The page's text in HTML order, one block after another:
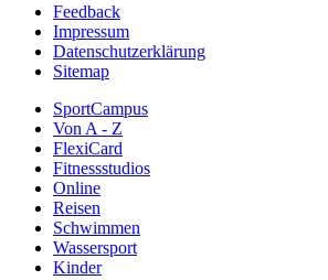
Feedback
Impressum
Datenschutzerklärung
Sitemap
SportCampus
Von A - Z
FlexiCard
Fitnessstudios
Online
Reisen
Schwimmen
Wassersport
Kinder